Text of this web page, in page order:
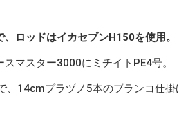
ロッドはイカセブンH150を使用。
マスター3000にミチイトPE4号。
14cmプラヅノ5本のブランコ仕掛